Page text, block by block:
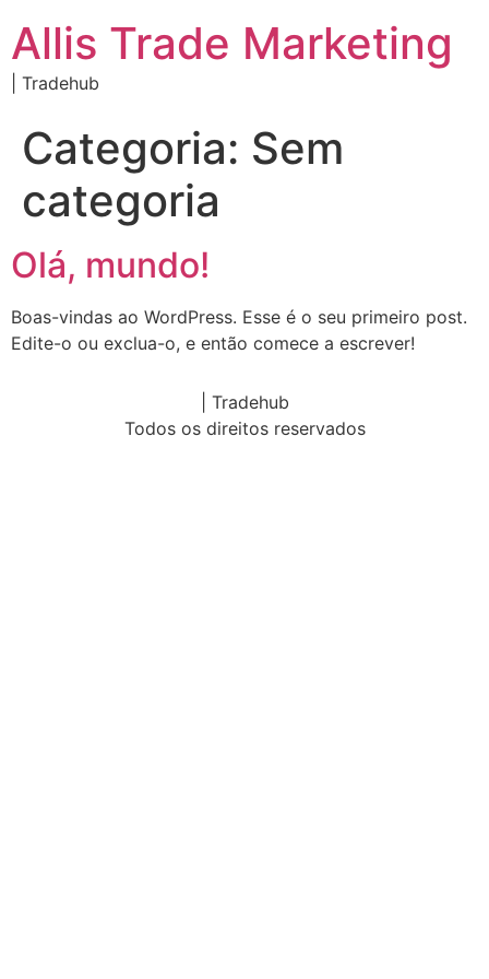
Allis Trade Marketing
| Tradehub
Categoria: Sem
categoria
Olá, mundo!
Boas-vindas ao WordPress. Esse é o seu primeiro post.
Edite-o ou exclua-o, e então comece a escrever!
| Tradehub
Todos os direitos reservados